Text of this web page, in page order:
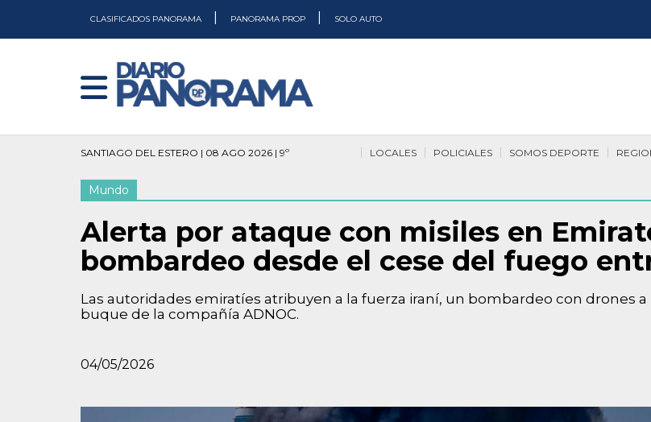
CLASIFICADOS PANORAMA PANORAMA PROP SOLO AUTO
SANTIAGO DEL ESTERO | 08 AGO 2026 | 9º SOMOS DEPORTE
POLICIALES
LOCALES
Mundo
Alerta por ataque con misiles en
bombardeo desde el cese del fuego
Las autoridades emiratíes atribuyen a la fuerza iraní, un bombardeo con drones a
buque de la compañía ADNOC.
04/05/2026